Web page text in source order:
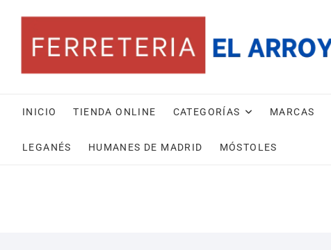
contenido
INICIO TIENDA ONLINE CATEGORÍAS MARCAS
LEGANÉS HUMANES DE MADRID MÓSTOLES